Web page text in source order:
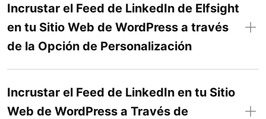
Incrustar el Feed de LinkedIn de Elfsight
en tu Sitio Web de WordPress a través
de la Opción de Personalización
Incrustar el Feed de LinkedIn en tu Sitio
Web de WordPress a Través de